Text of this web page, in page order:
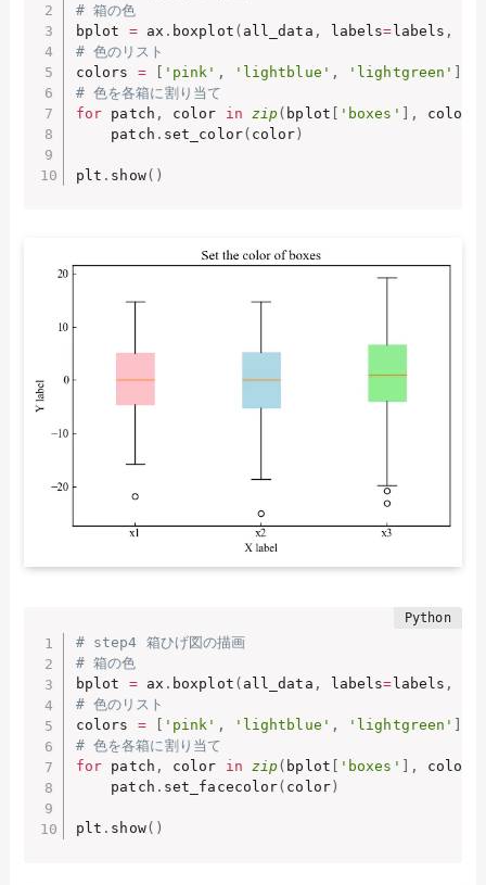
# 箱の色
bplot = ax . boxplot ( all_data , labels=labels ,
# 色のリスト
colors = [ 'pink' , 'lightblue' , 'lightgreen' ]
# 色を各箱に割り当て
for patch , color in zip( bplot [ 'boxes' ] , colors
    patch
. set_color( color)
plt . show( )
# step4 箱ひげ図の描画
# 箱の色
bplot = ax . boxplot ( all_data , labels= labels ,
# 色のリスト
colors = 'pink' , 'lightblue' , 'lightgreen'
# 色を各箱に割り当て
for patch , color in zip( bplot 'boxes' , colors
    patch
. set_facecolor( color)
plt . show( )